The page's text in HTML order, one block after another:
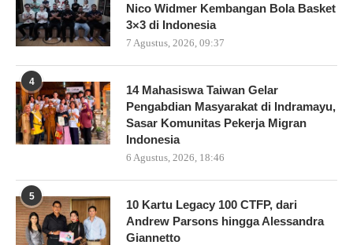
Nico Widmer Kembangan Bola Basket
3×3 di Indonesia
7 Agustus, 2026, 09:37
4
14 Mahasiswa Taiwan Gelar
Pengabdian Masyarakat di Indramayu,
Sasar Komunitas Pekerja Migran
Indonesia
6 Agustus, 2026, 18:46
5
10 Kartu Legacy 100 CTFP, dari
Andrew Parsons hingga Alessandra
Giannetto